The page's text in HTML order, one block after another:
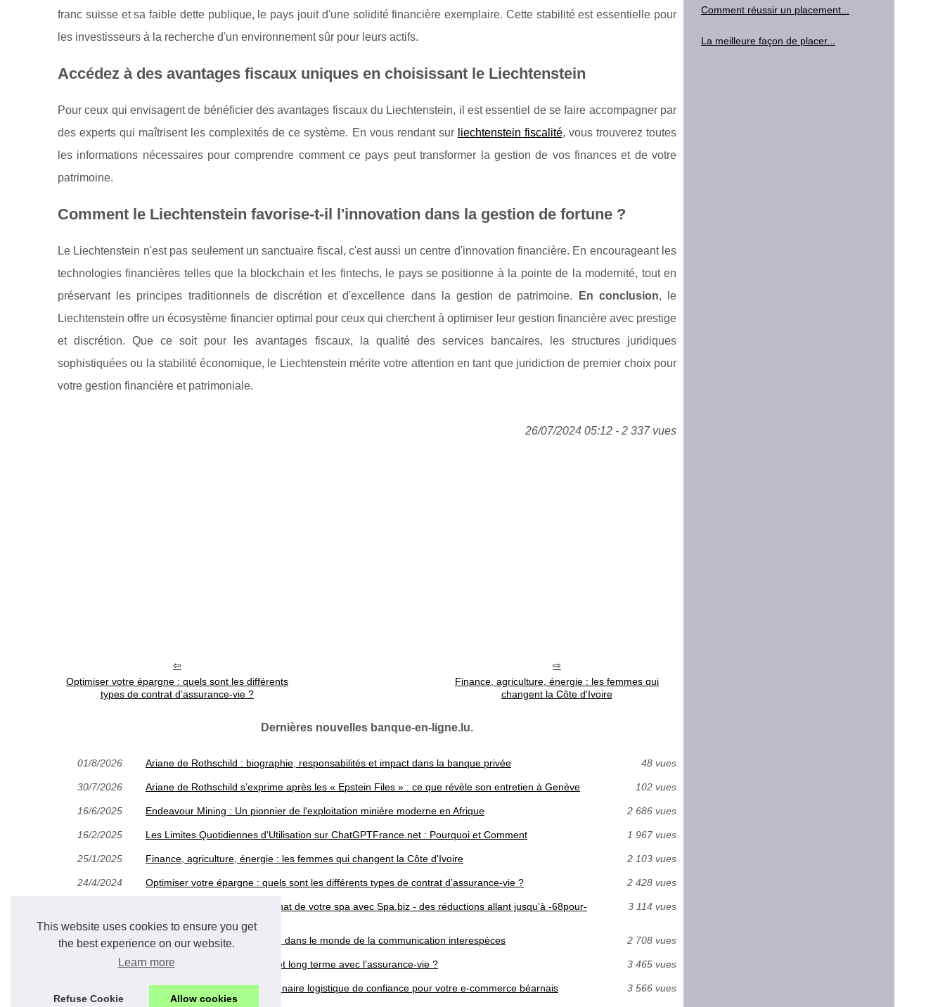
This website uses cookies to ensure you get
the best experience on our website.
Learn more
Refuse Cookie Allow cookies
franc suisse et sa faible dette publique, le pays jouit d'une solidité financière exemplaire. Cette stabilité est essentielle pour
les investisseurs à la recherche d'un environnement sûr pour leurs actifs.
Accédez à des avantages fiscaux uniques en choisissant le Liechtenstein
Pour ceux qui envisagent de bénéficier des avantages fiscaux du Liechtenstein, il est essentiel de se faire accompagner par
des experts qui maîtrisent les complexités de ce système. En vous rendant sur liechtenstein fiscalité, vous trouverez toutes
les informations nécessaires pour comprendre comment ce pays peut transformer la gestion de vos finances et de votre
patrimoine.
Comment le Liechtenstein favorise-t-il l'innovation dans la gestion de fortune ?
Le Liechtenstein n'est pas seulement un sanctuaire fiscal, c'est aussi un centre d'innovation financière. En encourageant les
technologies financières telles que la blockchain et les fintechs, le pays se positionne à la pointe de la modernité, tout en
préservant les principes traditionnels de discrétion et d'excellence dans la gestion de patrimoine.
En conclusion, le
Liechtenstein offre un écosystème financier optimal pour ceux qui cherchent à optimiser leur gestion financière avec prestige
et discrétion. Que ce soit pour les avantages fiscaux, la qualité des services bancaires, les structures juridiques
sophistiquées ou la stabilité économique, le Liechtenstein mérite votre attention en tant que juridiction de premier choix pour
votre gestion financière et patrimoniale.
26/07/2024 05:12 - 2 337 vues
Optimiser votre épargne : quels sont les différents
types de contrat d’assurance-vie ?
Finance, agriculture, énergie : les femmes qui
changent la Côte d'Ivoire
Dernières nouvelles banque-en-ligne.lu.
01/8/2026 Ariane de Rothschild : biographie, responsabilités et impact dans la banque privée 48 vues
30/7/2026 Ariane de Rothschild s’exprime après les « Epstein Files » : ce que révèle son entretien à Genève 102 vues
16/6/2025 Endeavour Mining : Un pionnier de l'exploitation minière moderne en Afrique 2 686 vues
16/2/2025 Les Limites Quotidiennes d'Utilisation sur ChatGPTFrance.net : Pourquoi et Comment 1 967 vues
25/1/2025 Finance, agriculture, énergie : les femmes qui changent la Côte d'Ivoire 2 103 vues
24/4/2024 Optimiser votre épargne : quels sont les différents types de contrat d’assurance-vie ? 2 428 vues
Faites des économies sur l'achat de votre spa avec Spa.biz - des réductions allant jusqu'à -68pour-
3 114 vues
31/1/2024 Le chat GPT-4 : une révolution dans le monde de la communication interespèces 2 708 vues
17/1/2024 Comment épargner à moyen et long terme avec l’assurance-vie ? 3 465 vues
ETXE LOGISTIKA : votre partenaire logistique de confiance pour votre e-commerce béarnais 3 566 vues
Comment réussir un placement...
La meilleure façon de placer...